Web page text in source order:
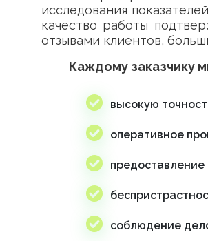
исследования
качество работы
отзывами клиентов,
Каждому заказчику
высокую
оперативное
предоставление
соблюдение